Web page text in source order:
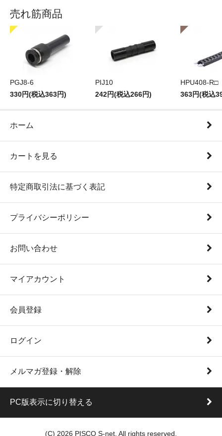
売れ筋商品
PGJ8-6
330円(税込363円)
PIJ10
242円(税込266円)
HPU408-R□
363円(税込
ホーム
カートを見る
特定商取引法に基づく表記
プライバシーポリシー
お問い合わせ
マイアカウント
会員登録
ログイン
メルマガ登録・解除
PC版表示に切り替える
(C) 2026 PISCO S-net. All rights reserved.